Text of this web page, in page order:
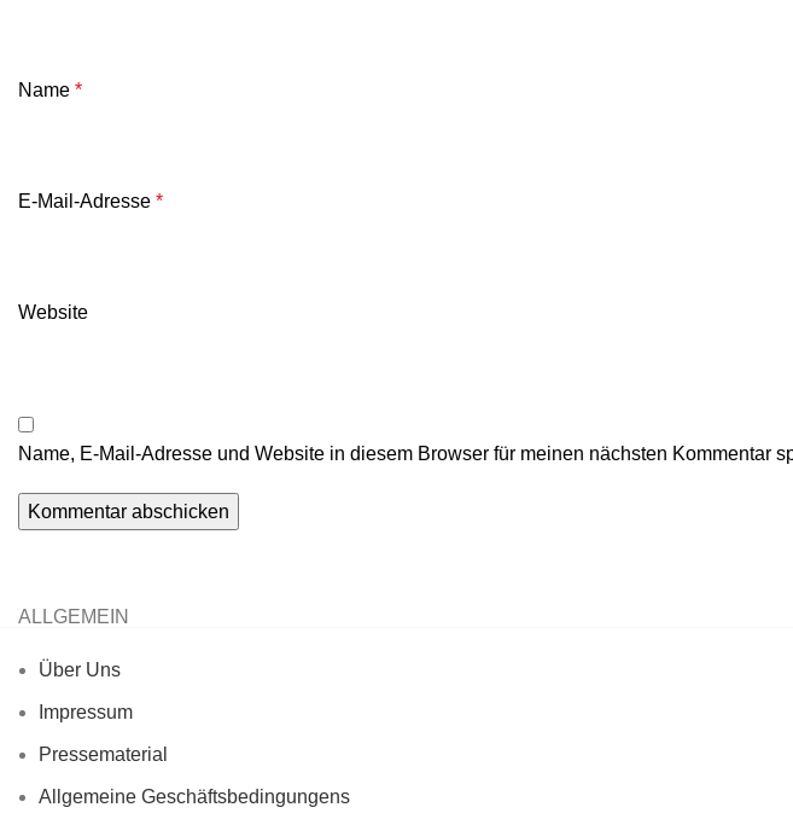
Name *
E-Mail-Adresse *
Website
Name, E-Mail-Adresse und Website in diesem Browser für meinen nächsten Kommentar
ALLGEMEIN
Über Uns
Impressum
Pressematerial
Allgemeine Geschäftsbedingungens